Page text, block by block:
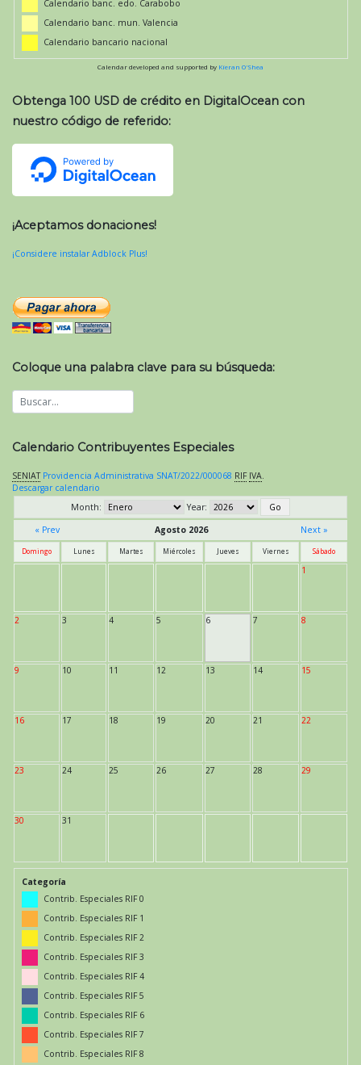
Calendario banc. edo. Carabobo
Calendario banc. mun. Valencia
Calendario bancario nacional
Calendar developed and supported by Kieran O'Shea
Obtenga 100 USD de crédito en DigitalOcean con
nuestro código de referido:
¡Aceptamos donaciones!
¡Considere instalar Adblock Plus!
Coloque una palabra clave para su búsqueda:
Calendario Contribuyentes Especiales
SENIAT Providencia Administrativa SNAT/2022/000068 RIF IVA.
Descargar calendario
Month:
Year:
« Prev
Agosto 2026 Next »
Domingo Lunes Martes Miércoles Jueves Viernes Sábado
1
2 3 4 5 6 7 8
9 10 11 12 13 14 15
16 17 18 19 20 21 22
23 24 25 26 27 28 29
30 31
Categoría
Contrib. Especiales RIF 0
Contrib. Especiales RIF 1
Contrib. Especiales RIF 2
Contrib. Especiales RIF 3
Contrib. Especiales RIF 4
Contrib. Especiales RIF 5
Contrib. Especiales RIF 6
Contrib. Especiales RIF 7
Contrib. Especiales RIF 8